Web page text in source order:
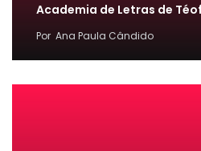
Academia de Letras de
Por Ana Paula Cândido